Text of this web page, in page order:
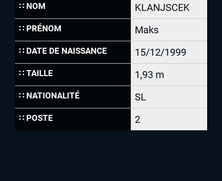
∷ NOM KLANJSCEK
∷ PRÉNOM Maks
∷ DATE DE NAISSANCE 15/12/1999
∷ TAILLE 1,93 m
∷ NATIONALITÉ SL
∷ POSTE 2